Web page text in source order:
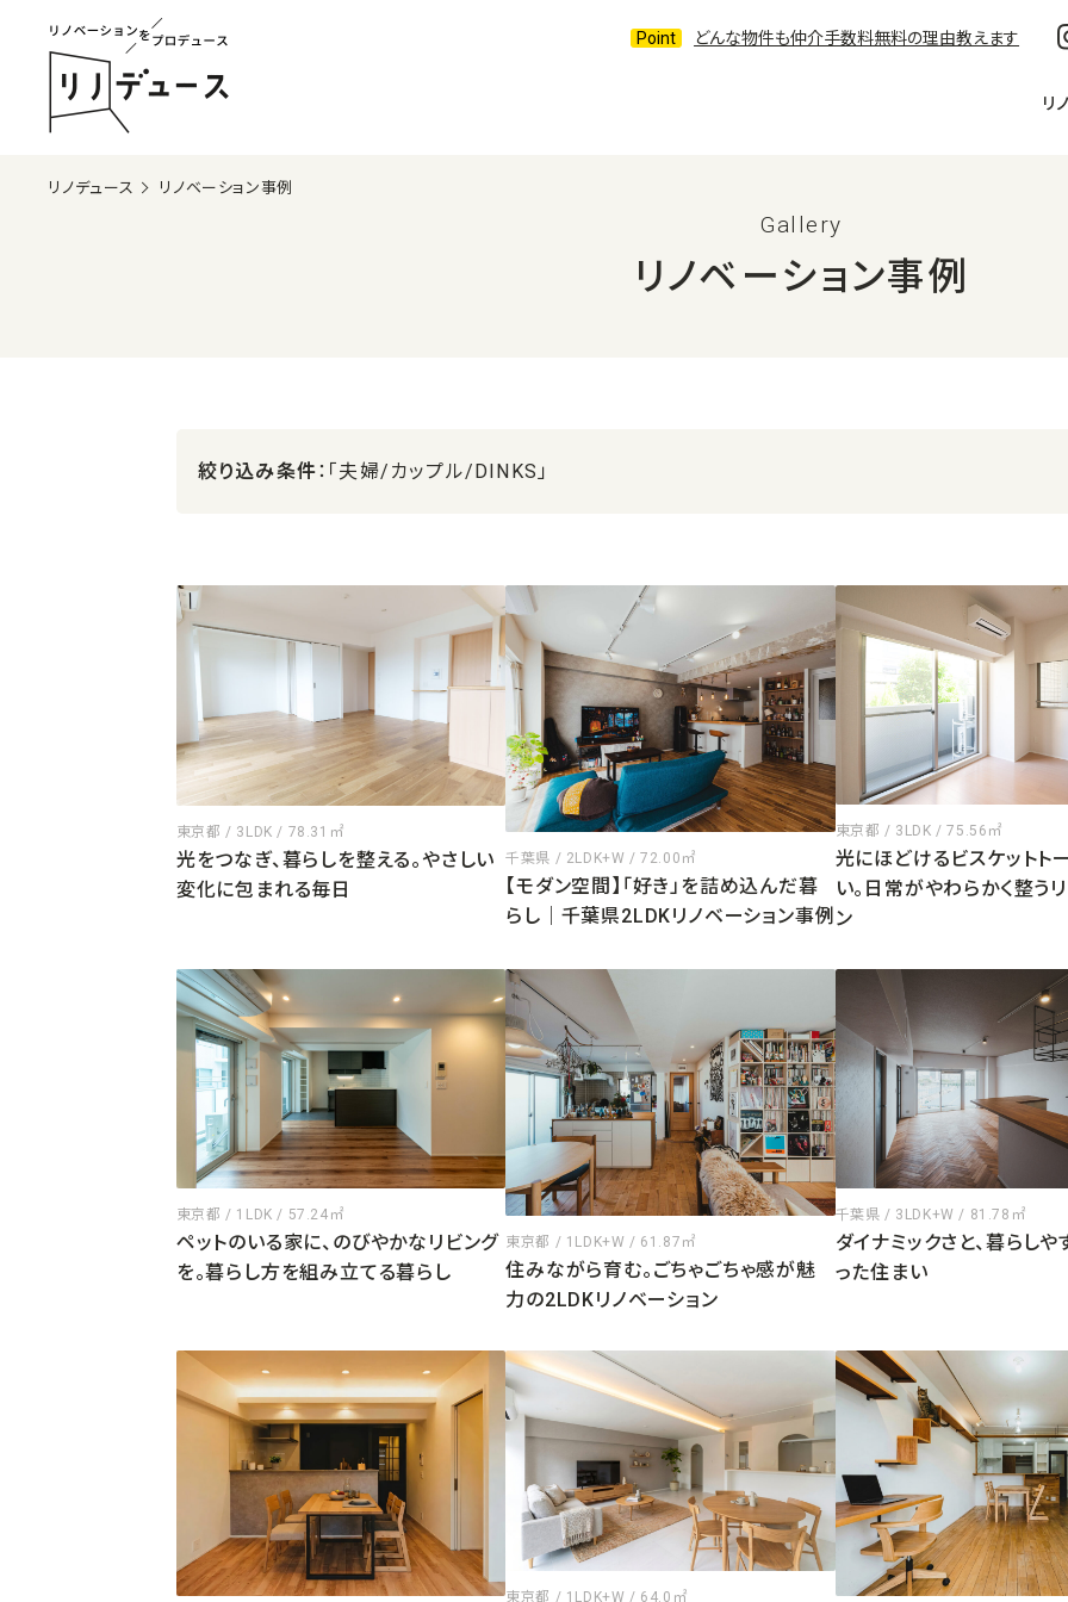
どんな物件も仲介手数料無料の理由教えます
リ
リノデュース リノベーション事例
Gallery
リノベーション事例
絞り込み条件：「夫婦/カップル/DINKS」
東京都 / 3LDK / 78.31㎡
光をつなぎ、暮らしを整える。やさしい
変化に包まれる毎日
千葉県 / 2LDK+W / 72.00㎡
【モダン空間】「好き」を詰め込んだ暮
らし｜千葉県2LDKリノベーション事例
東京都 / 3LDK / 75.56㎡
光にほどけるビスケットト
い。日常がやわらかく整う
ン
東京都 / 1LDK / 57.24㎡
ペットのいる家に、のびやかなリビング
を。暮らし方を組み立てる暮らし
東京都 / 1LDK+W / 61.87㎡
住みながら育む。ごちゃごちゃ感が魅
力の2LDKリノベーション
千葉県 / 3LDK+W / 81.78㎡
ダイナミックさと、暮らし
った住まい
東京都 / 1LDK+W / 64.0㎡